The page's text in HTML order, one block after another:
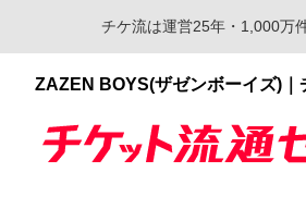
チケ流は運営25年・1,000万
ZAZEN BOYS(ザゼンボーイズ)｜